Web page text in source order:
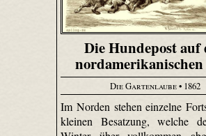
Die Hundepost auf
nordamerikanischen
Die Gartenlaube• 1862
Im Norden stehen einzelne
kleinen Besatzung, welche